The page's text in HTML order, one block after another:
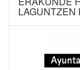
LAGUNTZEN